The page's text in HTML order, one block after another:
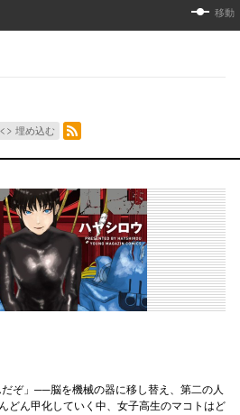
移動
埋め込む
RSSフィード
だぞ」──脳を機械の器に移し替え、第二の人
どん甲化していく中、女子高生のマコトはど